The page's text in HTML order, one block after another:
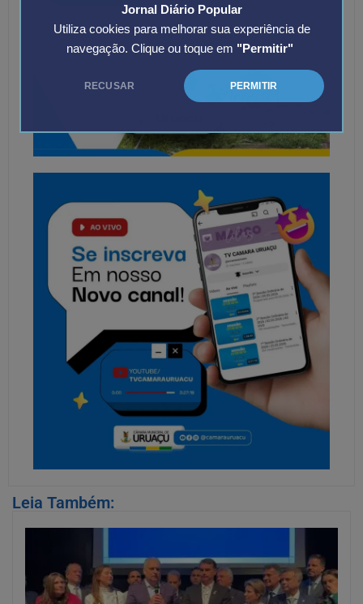
Jornal Diário Popular
Utiliza cookies para melhorar sua experiência de
navegação. Clique ou toque em "Permitir"
RECUSAR PERMITIR
Leia Também: